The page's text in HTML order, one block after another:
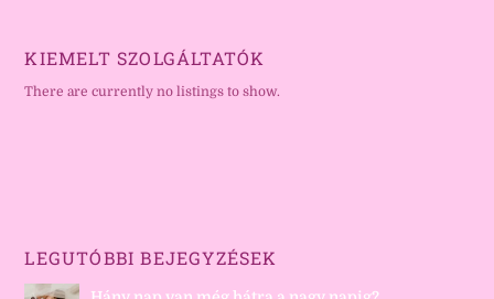
KIEMELT SZOLGÁLTATÓK
There are currently no listings to show.
LEGUTÓBBI BEJEGYZÉSEK